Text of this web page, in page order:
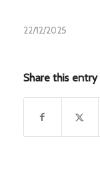
22/12/2025
Share this entry